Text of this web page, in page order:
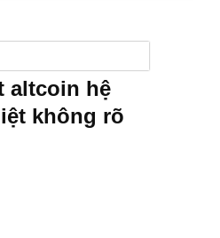
altcoin hệ
không rõ